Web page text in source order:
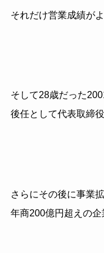
それだけ営業成績が
そして28歳だった
後任として代表取締
さらにその後に事業
年商200億円超えの企